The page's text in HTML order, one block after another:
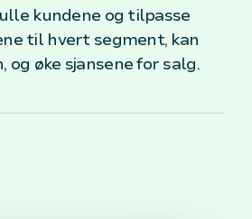
kundene og tilpasse
til hvert segment, kan
øke sjansene for salg.